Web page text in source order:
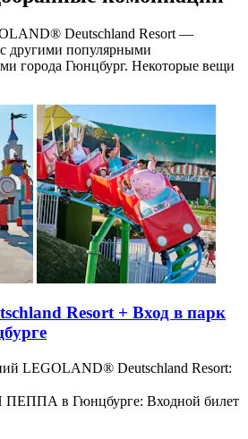
Deutschland Resort —
другими популярными
города Гюнцбург. Некоторые вещи
Resort + Вход в парк
LEGOLAND® Deutschland Resort:
в Гюнцбурге: Входной билет